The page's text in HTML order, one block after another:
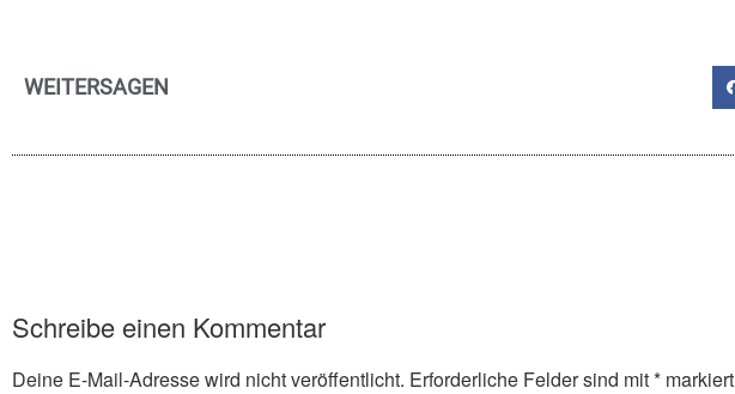
WEITERSAGEN
Schreibe einen Kommentar
Deine E-Mail-Adresse wird nicht veröffentlicht. Erforderliche Felder sind mit* markiert